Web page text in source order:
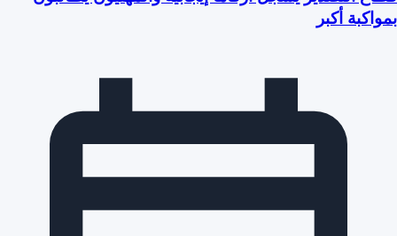
بمواكبة أكبر